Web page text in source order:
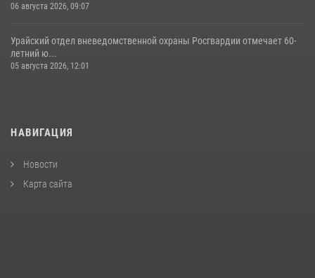
06 августа 2026, 09:07
Урайский отдел вневедомственной охраны Росгвардии отмечает 60-
летний ю...
05 августа 2026, 12:01
НАВИГАЦИЯ
Новости
Карта сайта